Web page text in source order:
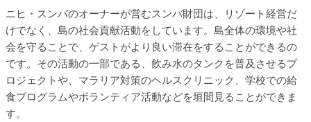
ニヒ・スンバのオーナーが営むスンバ財団は、リゾート経営だ
けでなく、島の社会貢献活動をしています。島全体の環境や社
会を守ることで、ゲストがより良い滞在をすることができるの
です。その活動の一部である、飲み水のタンクを普及させるプ
ロジェクトや、マラリア対策のヘルスクリニック、学校での給
食プログラムやボランティア活動などを垣間見ることができま
す。